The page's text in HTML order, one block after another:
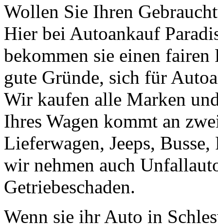
Wollen Sie Ihren
Hier bei Autoankauf
bekommen sie einen
gute Gründe, sich für
Wir kaufen alle Marken
Ihres Wagen kommt an
Lieferwagen, Jeeps,
wir nehmen auch
Getriebeschaden.
Wenn sie ihr Auto in